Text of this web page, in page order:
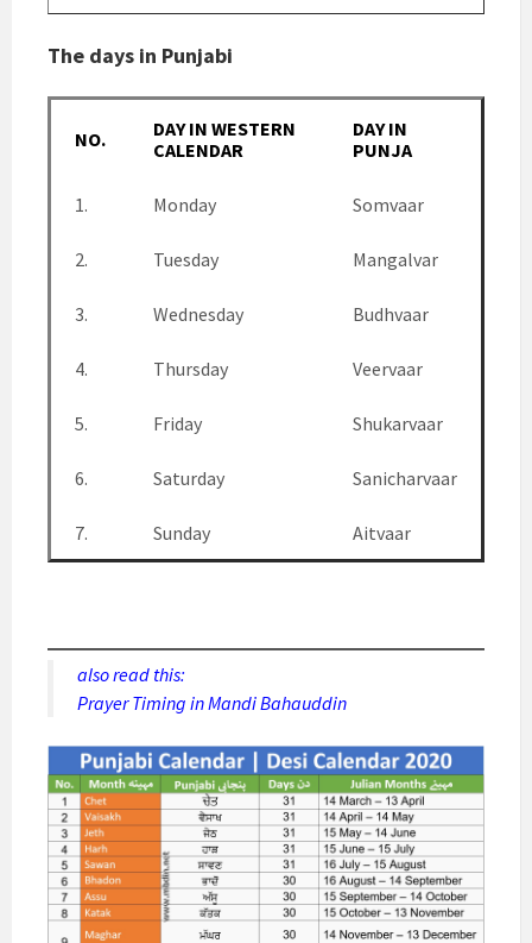
The days in Punjabi
NO.
DAY IN WESTERN
CALENDAR
DAY IN
PUNJABI
1. Monday Somvaar
2. Tuesday Mangalvar
3. Wednesday Budhvaar
4. Thursday Veervaar
5. Friday Shukarvaar
6. Saturday Sanicharvaar
7. Sunday Aitvaar
also read this:
Prayer Timing in Mandi Bahauddin